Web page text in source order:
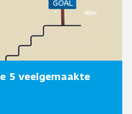
5 veelgemaakte